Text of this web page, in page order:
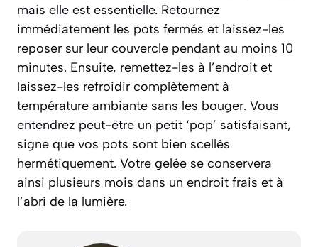
mais elle est essentielle. Retournez
immédiatement les pots fermés et laissez-les
reposer sur leur couvercle pendant au moins 10
minutes. Ensuite, remettez-les à l’endroit et
laissez-les refroidir complètement à
température ambiante sans les bouger. Vous
entendrez peut-être un petit ‘pop’ satisfaisant,
signe que vos pots sont bien scellés
hermétiquement. Votre gelée se conservera
ainsi plusieurs mois dans un endroit frais et à
l’abri de la lumière.